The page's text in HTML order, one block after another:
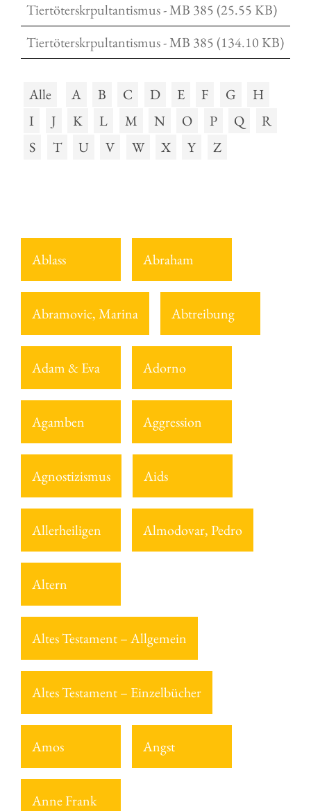
Tiertöterskrpultantismus - MB 385 (25.55 KB)
Tiertöterskrpultantismus - MB 385 (134.10 KB)
Alle A B C D E F G
H
I
J K L M N O P Q
R
S
T U V W X Y Z
Ablass Abraham
Abramovic, Marina Abtreibung
Adam & Eva Adorno
Agamben Aggression
Agnostizismus Aids
Allerheiligen Almodovar, Pedro
Altern
Altes Testament – Allgemein
Altes Testament – Einzelbücher
Amos Angst
Anne Frank